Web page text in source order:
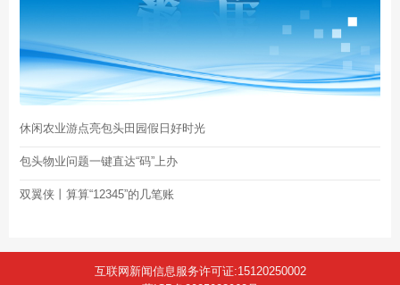
休闲农业游点亮包头田园假日好时光
包头物业问题一键直达“码”上办
双翼侠丨算算“12345”的几笔账
互联网新闻信息服务许可证:15120250002